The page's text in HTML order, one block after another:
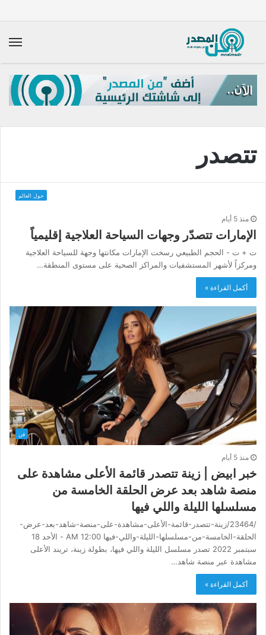
تتصدر
حول العالم
منذ 5 أيام
الإمارات تتصدّر وجهات السياحة العلاجية إقليمياً
ت + ت - الحجم الطبيعي رسخت الإمارات مكانتها وجهة للسياحة العلاجية
ومركزاً لأشهر المستشفيات والمراكز الصحية على مستوى المنطقة…
أكمل القراءة »
فن
منذ 5 أيام
خبر ابيض | زينة تتصدر قائمة الأعلى مشاهدة على
منصة شاهد بعد عرض الحلقة الخامسة من
مسلسلها الليلة واللي فيها
/23464/زينة-تتصدر-قائمة-الأعلى-مشاهدة-على-منصة-شاهد-بعد-عرض-
الحلقة-الخامسة-من-مسلسلها-الليلة-واللي-فيها 12:00 AM - الأحد 18
سبتمبر 2022 تصدر مسلسل الليلة واللي فيها، بطولة زينة، تريند الأعلى
مشاهدة عبر منصة شاهد…
أكمل القراءة »